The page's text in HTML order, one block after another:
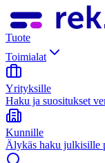
Tuote
Toimialat
Yrityksille
Haku ja suositukset
Kunnille
Älykäs haku julkisille